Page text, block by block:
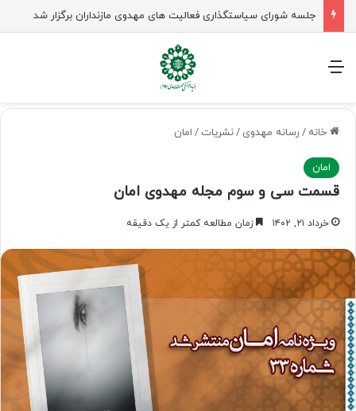
جلسه شورای سیاستگذاری فعالیت های مهدوی مازنداران برگزار شد
منو
خانه / رسانه مهدوی /نشریات / امان
امان
قسمت سی و سوم مجله مهدوی امان
خرداد ۲۱, ۱۴۰۲ زمان مطالعه کمتر از یک دقیقه